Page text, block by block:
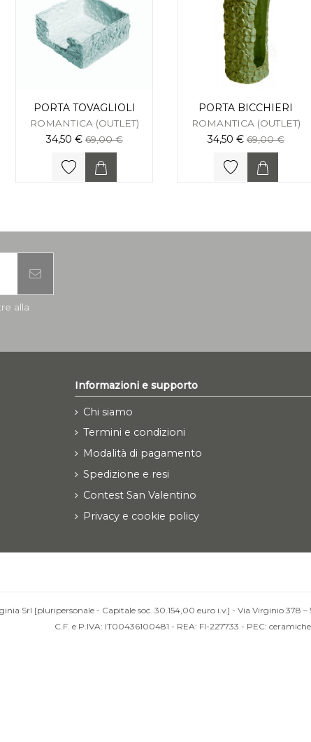
PORTA TOVAGLIOLI
ROMANTICA (OUTLET)
34,50 €69,00 €
PORTA BICCHIERI
ROMANTICA (OUTLET)
34,50 € 69,00 €
alla
Informazioni e supporto
Chi siamo
Termini e condizioni
Modalità di pagamento
Spedizione e resi
Contest San Valentino
Privacy e cookie policy
Srl [pluripersonale - Capitale soc. 30.154,00 euro i.v.] - Via Virginio 378
C.F. e P.IVA: IT00436100481 - REA: FI-227733 - PEC: